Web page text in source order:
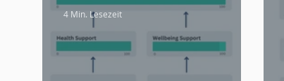
4 Min. Lesezeit